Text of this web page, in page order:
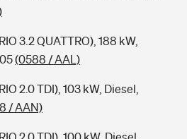
3.2 QUATTRO), 188 kW,
(0588 / AAL)
2.0 TDI), 103 kW, Diesel,
/ AAN)